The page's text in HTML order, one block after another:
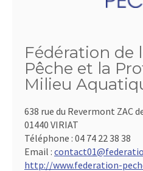
Fédération de
Pêche et la
Milieu
638 rue du Revermont ZAC
01440 VIRIAT
Téléphone : 04 74 22 38 38
Email :
http://www.federation-